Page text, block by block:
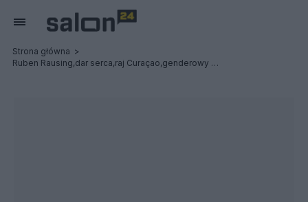
Strona główna
Ruben Rausing,dar serca,raj Curaçao,genderowy Islam i nieśmiertelny Soros